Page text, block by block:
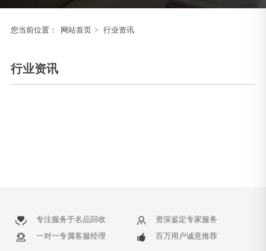
您当前位置： 网站首页 > 行业资讯
行业资讯
专注服务于名品回收
资深鉴定专家服务
一对一专属客服经理
百万用户诚意推荐